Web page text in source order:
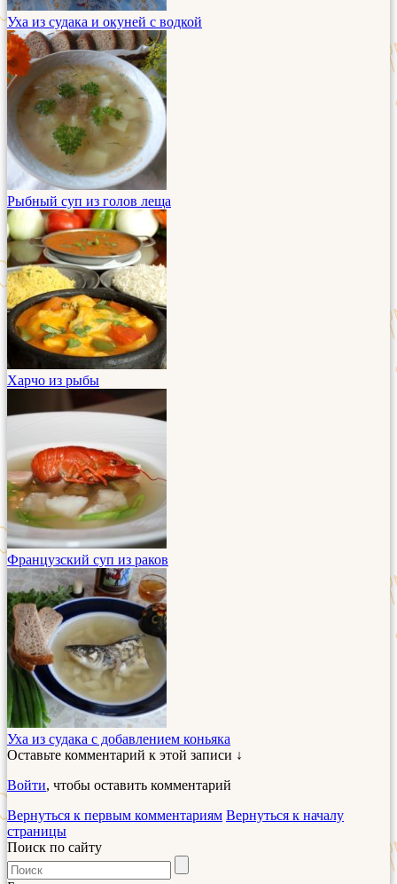
Уха из судака и окуней с водкой
Рыбный суп из голов леща
Харчо из рыбы
Французский суп из раков
Уха из судака с добавлением коньяка
Оставьте комментарий к этой записи ↓
Войти, чтобы оставить комментарий
Вернуться к первым комментариям Вернуться к началу
страницы
Поиск по сайту